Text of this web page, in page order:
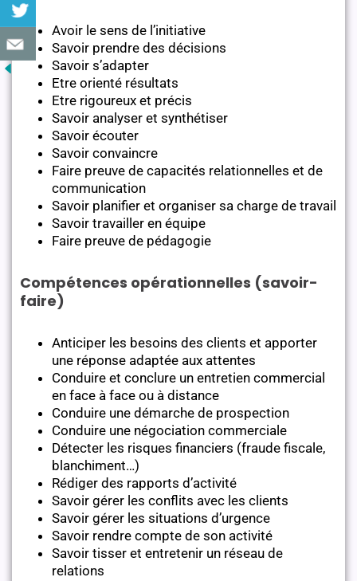
Avoir le sens de l’initiative
Savoir prendre des décisions
Savoir s’adapter
Etre orienté résultats
Etre rigoureux et précis
Savoir analyser et synthétiser
Savoir écouter
Savoir convaincre
Faire preuve de capacités relationnelles et de
communication
Savoir planifier et organiser sa charge de travail
Savoir travailler en équipe
Faire preuve de pédagogie
Compétences opérationnelles (savoir-
faire)
Anticiper les besoins des clients et apporter
une réponse adaptée aux attentes
Conduire et conclure un entretien commercial
en face à face ou à distance
Conduire une démarche de prospection
Conduire une négociation commerciale
Détecter les risques financiers (fraude fiscale,
blanchiment…)
Rédiger des rapports d’activité
Savoir gérer les conflits avec les clients
Savoir gérer les situations d’urgence
Savoir rendre compte de son activité
Savoir tisser et entretenir un réseau de
relations